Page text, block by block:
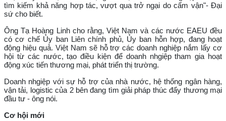
tìm kiếm khả năng hợp tác, vượt qua trở ngại do cấm vận"- Đại
sứ cho biết.
Ông Tạ Hoàng Linh cho rằng, Việt Nam và các nước EAEU đều
có cơ chế Ủy ban Liên chính phủ, Ủy ban hỗn hợp, đang hoạt
động hiệu quả. Việt Nam sẽ hỗ trợ các doanh nghiệp nắm lấy cơ
hội từ các nước, tạo điều kiện để doanh nhgiệp tham gia hoạt
động xúc tiến thương mại, phát triển thị trường.
Doanh nhgiệp với sự hỗ trợ của nhà nước, hệ thống ngân hàng,
vận tải, logistic của 2 bên đang tìm giải pháp thúc đẩy thương mại
đầu tư - ông nói.
Cơ hội mới